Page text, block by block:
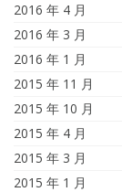
2016 年 4 月
2016 年 3 月
2016 年 1 月
2015 年 11 月
2015 年 10 月
2015 年 4 月
2015 年 3 月
2015 年 1 月